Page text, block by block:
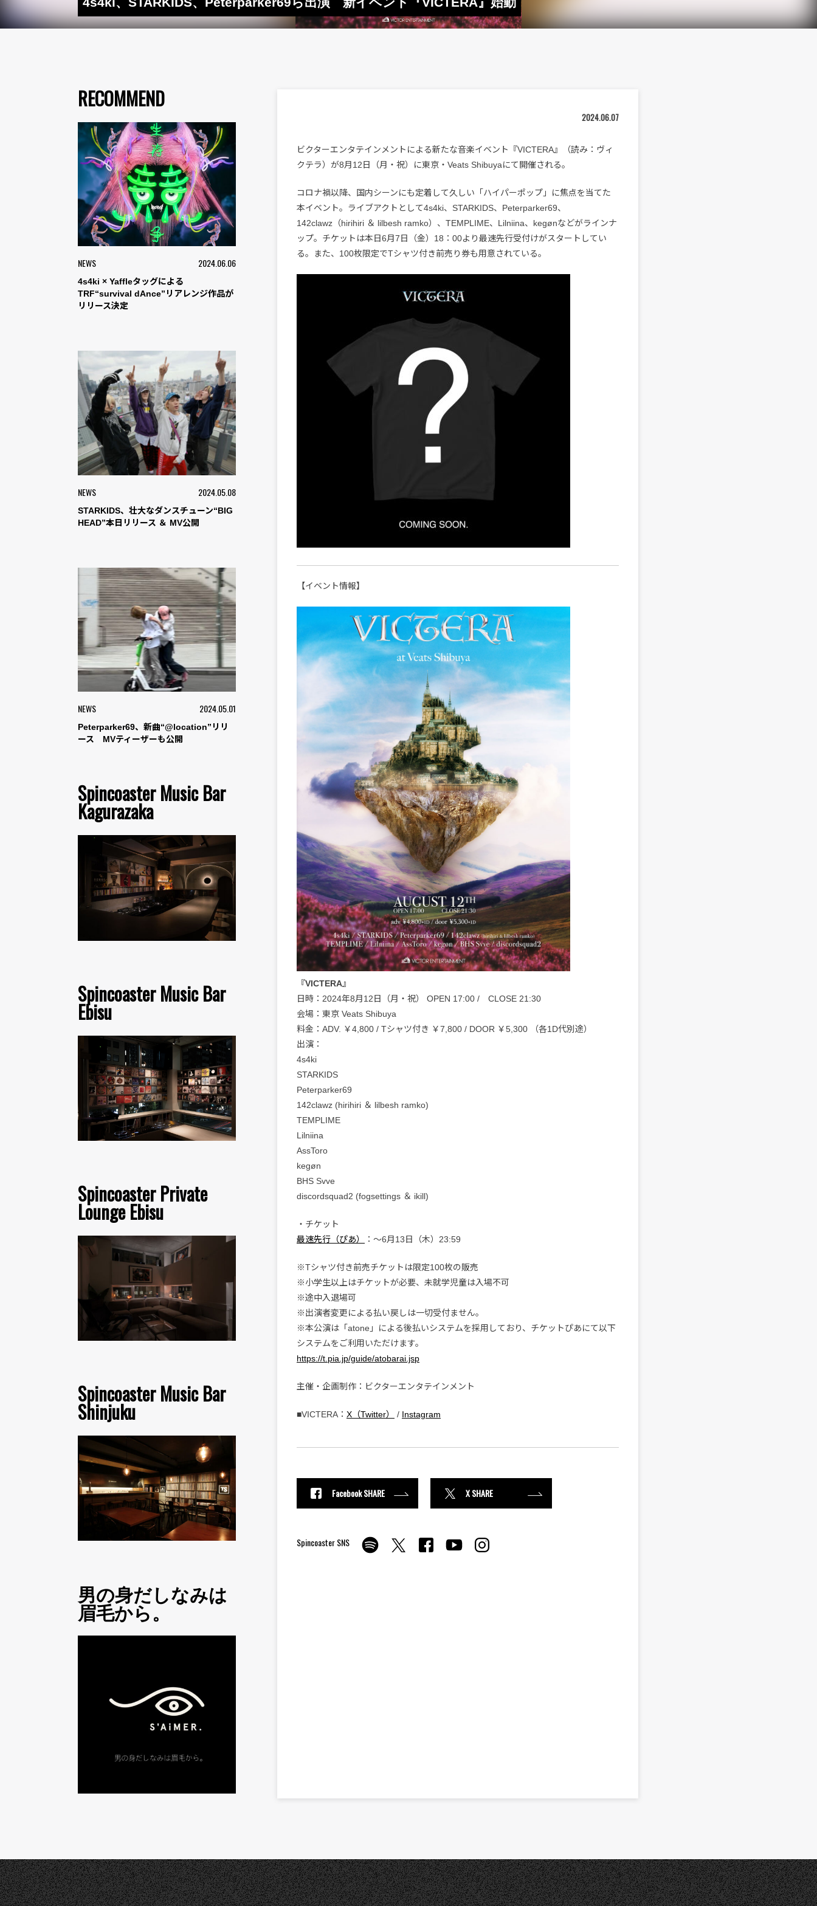
RECOMMEND
NEWS 2024.06.06
4s4ki × Yaffleタッグによる
TRF“survival dAnce”リアレンジ作品が
リリース決定
NEWS 2024.05.08
STARKIDS、壮大なダンスチューン“BIG
HEAD”本日リリース ＆ MV公開
NEWS 2024.05.01
Peterparker69、新曲“@location”リリ
ース MVティーザーも公開
Spincoaster Music Bar
Kagurazaka
Spincoaster Music Bar
Ebisu
Spincoaster Private
Lounge Ebisu
Spincoaster Music Bar
Shinjuku
男の身だしなみは
眉毛から。
2024.06.07
ビクターエンタテインメントによる新たな音楽イベント『VICTERA』（読み：ヴィ
クテラ）が8月12日（月・祝）に東京・Veats Shibuyaにて開催される。
コロナ禍以降、国内シーンにも定着して久しい「ハイパーポップ」に焦点を当てた
本イベント。ライブアクトとして4s4ki、STARKIDS、Peterparker69、
142clawz（hirihiri ＆ lilbesh ramko）、TEMPLIME、Lilniina、kegønなどがラインナ
ップ。チケットは本日6月7日（金）18：00より最速先行受付けがスタートしてい
る。また、100枚限定でTシャツ付き前売り券も用意されている。
【イベント情報】
『VICTERA』
日時：2024年8月12日（月・祝） OPEN 17:00 / CLOSE 21:30
会場：東京 Veats Shibuya
料金：ADV. ￥4,800 / Tシャツ付き ￥7,800 / DOOR ￥5,300 （各1D代別途）
出演：
4s4ki
STARKIDS
Peterparker69
142clawz (hirihiri ＆ lilbesh ramko)
TEMPLIME
Lilniina
AssToro
kegøn
BHS Svve
discordsquad2 (fogsettings ＆ ikill)
・チケット
最速先行（ぴあ）
：〜6月13日（木）23:59
※Tシャツ付き前売チケットは限定100枚の販売
※小学生以上はチケットが必要、未就学児童は入場不可
※途中入退場可
※出演者変更による払い戻しは一切受付ません。
※本公演は「atone」による後払いシステムを採用しており、チケットぴあにて以下
システムをご利用いただけます。
https://t.pia.jp/guide/atobarai.jsp
主催・企画制作：ビクターエンタテインメント
■VICTERA： X（Twitter） / Instagram
Facebook SHARE X SHARE
Spincoaster SNS